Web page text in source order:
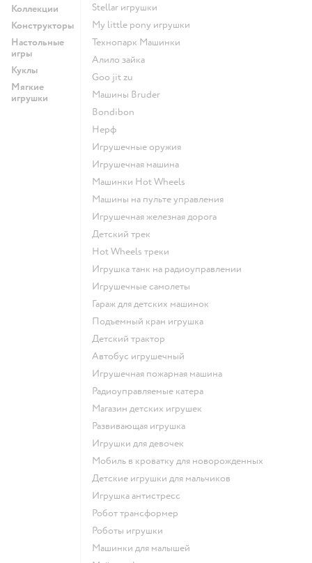
Коллекции
Конструкторы
Настольные
игры
Куклы
Мягкие
игрушки
Stellar игрушки
my little pony игрушки
Технопарк Машинки
Алило зайка
Goo jit zu
Машины Bruder
Bondibon
Нерф
Игрушечные оружия
Игрушечная машина
Машинки Hot Wheels
Машины на пульте управления
Игрушечная железная дорога
Детский трек
Hot Wheels треки
Игрушка танк на радиоуправлении
Игрушечные самолеты
Гараж для детских машинок
Подъемный кран игрушка
Детский трактор
Автобус игрушечный
Игрушечная пожарная машина
Радиоуправляемые катера
Магазин детских игрушек
Развивающая игрушка
Игрушки для девочек
Мобиль в кроватку для новорожденных
Детские игрушки для мальчиков
Игрушка антистресс
Робот трансформер
Роботы игрушки
Машинки для малышей